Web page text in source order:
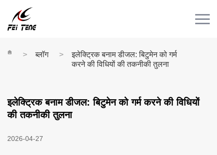
संपर्क
ब्लॉग
इलेक्ट्रिक बनाम डीजल: बिटुमेन को गर्म
करने की विधियों की तकनीकी तुलना
इलेक्ट्रिक बनाम डीजल: बिटुमेन को गर्म करने की विधियों
की तकनीकी तुलना
2026-04-27